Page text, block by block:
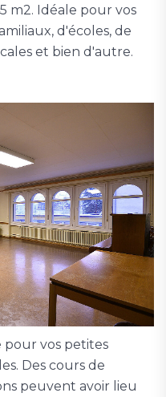
m2. Idéale pour vos
d'écoles, de
et bien d'autre.
pour vos petites
Des cours de
peuvent avoir lieu